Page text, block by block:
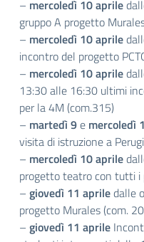
– mercoledì 10 aprile
gruppo A progetto
– mercoledì 10 aprile
incontro del progetto
– mercoledì 10 aprile
13:30 alle 16:30 ultimi
per la 4M (com.315)
– martedì 9e mercoledì
visita di istruzione a
– mercoledì 10 aprile
progetto teatro con tutti i
– giovedì 11 apriledalle
progetto Murales (com.
– giovedì 11 aprile